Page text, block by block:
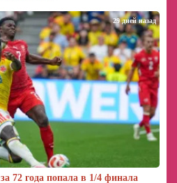
72 года попала в 1/4 финала
29 дней назад